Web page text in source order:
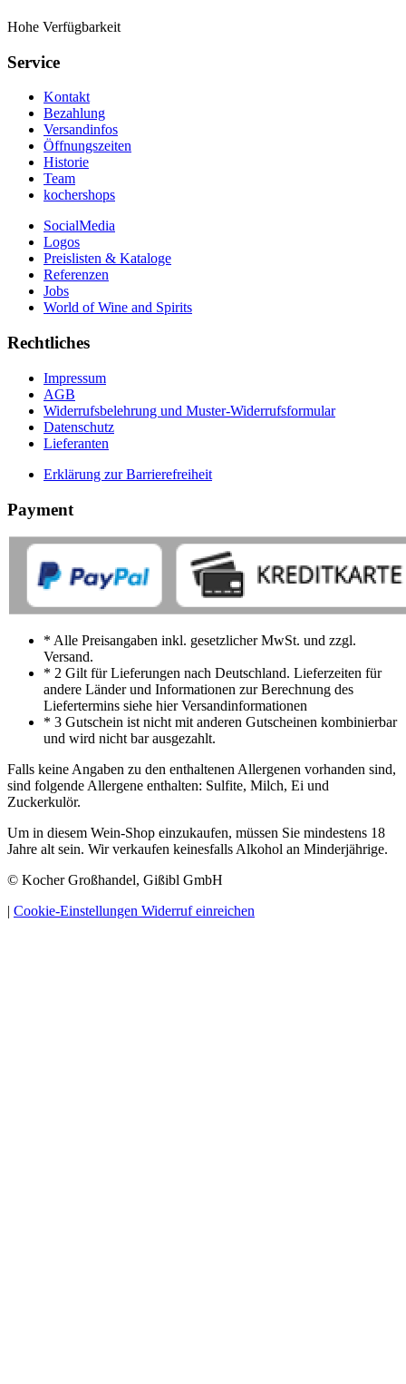
Hohe Verfügbarkeit
Service
Kontakt
Bezahlung
Versandinfos
Öffnungszeiten
Historie
Team
kochershops
SocialMedia
Logos
Preislisten & Kataloge
Referenzen
Jobs
World of Wine and Spirits
Rechtliches
Impressum
AGB
Widerrufsbelehrung und Muster-Widerrufsformular
Datenschutz
Lieferanten
Erklärung zur Barrierefreiheit
Payment
* Alle Preisangaben inkl. gesetzlicher MwSt. und zzgl.
Versand.
* 2 Gilt für Lieferungen nach Deutschland. Lieferzeiten für
andere Länder und Informationen zur Berechnung des
Liefertermins siehe hier Versandinformationen
* 3 Gutschein ist nicht mit anderen Gutscheinen kombinierbar
und wird nicht bar ausgezahlt.
Falls keine Angaben zu den enthaltenen Allergenen vorhanden sind,
sind folgende Allergene enthalten: Sulfite, Milch, Ei und
Zuckerkulör.
Um in diesem Wein-Shop einzukaufen, müssen Sie mindestens 18
Jahre alt sein. Wir verkaufen keinesfalls Alkohol an Minderjährige.
© Kocher Großhandel, Gißibl GmbH
| Cookie-Einstellungen Widerruf einreichen